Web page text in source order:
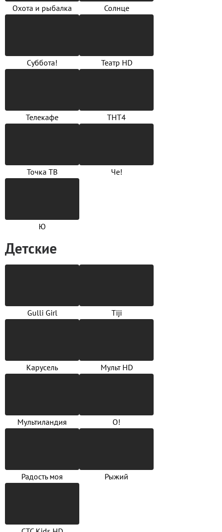
Охота и рыбалка Солнце
Суббота! Театр HD
Телекафе ТНТ4
Точка ТВ Че!
Ю
Детские
Gulli Girl Tiji
Карусель Мульт HD
Мультиландия О!
Радость моя Рыжий